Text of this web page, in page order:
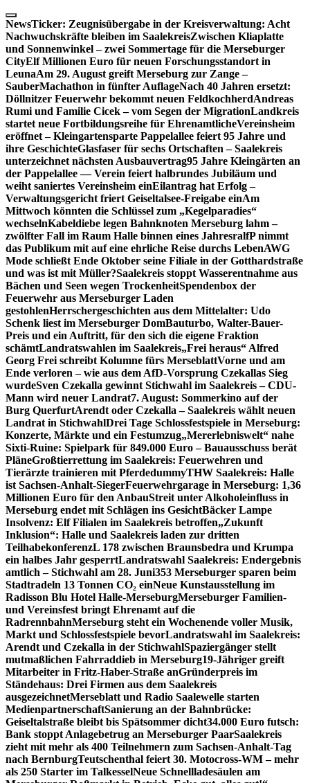
Skip
to
content
NewsTicker: Zeugnisübergabe in der Kreisverwaltung: Acht
Nachwuchskräfte bleiben im SaalekreisZwischen Kliaplatte
und Sonnenwinkel – zwei Sommertage für die Merseburger
CityElf Millionen Euro für neuen Forschungsstandort in
LeunaAm 29. August greift Merseburg zur Zange –
SauberMachathon in fünfter AuflageNach 40 Jahren ersetzt:
Döllnitzer Feuerwehr bekommt neuen FeldkochherdAndreas
Rumi und Familie Cicek – vom Segen der MigrationLandkreis
startet neue Fortbildungsreihe für EhrenamtlicheVereinsheim
eröffnet – Kleingartensparte Pappelallee feiert 95 Jahre und
ihre GeschichteGlasfaser für sechs Ortschaften – Saalekreis
unterzeichnet nächsten Ausbauvertrag95 Jahre Kleingärten an
der Pappelallee — Verein feiert halbrundes Jubiläum und
weiht saniertes Vereinsheim einEilantrag hat Erfolg –
Verwaltungsgericht friert Geiseltalsee-Freigabe einAm
Mittwoch könnten die Schlüssel zum „Kegelparadies“
wechselnKabeldiebe legen Bahnknoten Merseburg lahm –
zwölfter Fall im Raum Halle binnen eines JahresralfP nimmt
das Publikum mit auf eine ehrliche Reise durchs LebenAWG
Mode schließt Ende Oktober seine Filiale in der Gotthardstraße
und was ist mit Müller?Saalekreis stoppt Wasserentnahme aus
Bächen und Seen wegen TrockenheitSpendenbox der
Feuerwehr aus Merseburger Laden
gestohlenHerrschergeschichten aus dem Mittelalter: Udo
Schenk liest im Merseburger DomBauturbo, Walter-Bauer-
Preis und ein Auftritt, für den sich die eigene Fraktion
schämtLandratswahlen im Saalekreis„Frei heraus“ Alfred
Georg Frei schreibt Kolumne fürs MerseblattVorne und am
Ende verloren – wie aus dem AfD-Vorsprung Czekallas Sieg
wurdeSven Czekalla gewinnt Stichwahl im Saalekreis – CDU-
Mann wird neuer Landrat7. August: Sommerkino auf der
Burg QuerfurtArendt oder Czekalla – Saalekreis wählt neuen
Landrat in StichwahlDrei Tage Schlossfestspiele in Merseburg:
Konzerte, Märkte und ein Festumzug„Mererlebniswelt“ nahe
Sixti-Ruine: Spielpark für 849.000 Euro – Bauausschuss berät
PläneGroßtierrettung im Saalekreis: Feuerwehren und
Tierärzte trainieren mit PferdedummyTHW Saalekreis: Halle
ist Sachsen-Anhalt-SiegerFeuerwehrgarage in Merseburg: 1,36
Millionen Euro für den AnbauStreit unter Alkoholeinfluss in
Merseburg endet mit Schlägen ins GesichtBäcker Lampe
Insolvenz: Elf Filialen im Saalekreis betroffen„Zukunft
Inklusion“: Halle und Saalekreis laden zur dritten
TeilhabekonferenzL 178 zwischen Braunsbedra und Krumpa
ein halbes Jahr gesperrtLandratswahl Saalekreis: Endergebnis
amtlich – Stichwahl am 28. Juni353 Merseburger sparen beim
Stadtradeln 13 Tonnen CO₂ einNeue Kunstausstellung im
Radisson Blu Hotel Halle-MerseburgMerseburger Familien-
und Vereinsfest bringt Ehrenamt auf die
RadrennbahnMerseburg steht ein Wochenende voller Musik,
Markt und Schlossfestspiele bevorLandratswahl im Saalekreis:
Arendt und Czekalla in der StichwahlSpaziergänger stellt
mutmaßlichen Fahrraddieb in Merseburg19-Jähriger greift
Mitarbeiter in Fritz-Haber-Straße anGründerpreis im
Ständehaus: Drei Firmen aus dem Saalekreis
ausgezeichnetMerseblatt und Radio Saalewelle starten
MedienpartnerschaftSanierung an der Bahnbrücke:
Geiseltalstraße bleibt bis Spätsommer dicht34.000 Euro futsch:
Bank stoppt Anlagebetrug an Merseburger PaarSaalekreis
zieht mit mehr als 400 Teilnehmern zum Sachsen-Anhalt-Tag
nach BernburgTeutschenthal feiert 30. Motocross-WM – mehr
als 250 Starter im TalkesselNeue Schnellladesäulen am